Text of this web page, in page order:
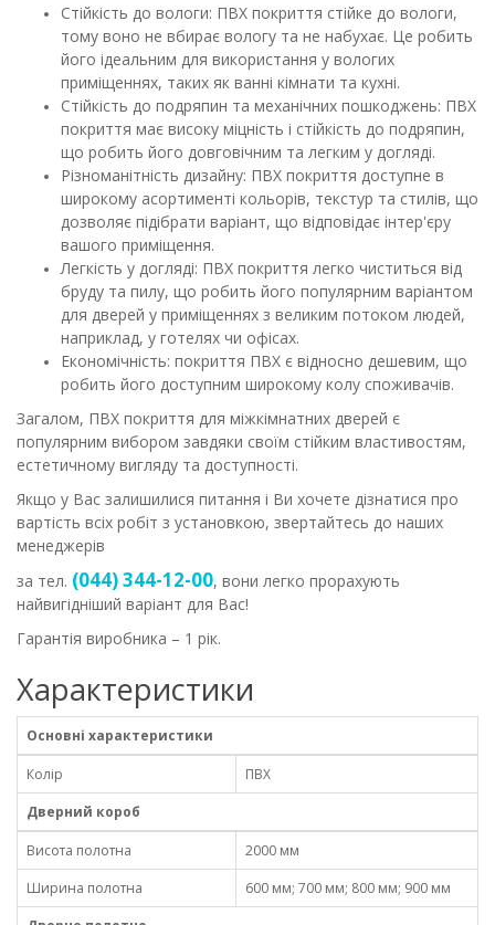
Стійкість до вологи: ПВХ покриття стійке до вологи,
тому воно не вбирає вологу та не набухає. Це робить
його ідеальним для використання у вологих
приміщеннях, таких як ванні кімнати та кухні.
Стійкість до подряпин та механічних пошкоджень: ПВХ
покриття має високу міцність і стійкість до подряпин,
що робить його довговічним та легким у догляді.
Різноманітність дизайну: ПВХ покриття доступне в
широкому асортименті кольорів, текстур та стилів, що
дозволяє підібрати варіант, що відповідає інтер'єру
вашого приміщення.
Легкість у догляді: ПВХ покриття легко чиститься від
бруду та пилу, що робить його популярним варіантом
для дверей у приміщеннях з великим потоком людей,
наприклад, у готелях чи офісах.
Економічність: покриття ПВХ є відносно дешевим, що
робить його доступним широкому колу споживачів.
Загалом, ПВХ покриття для міжкімнатних дверей є
популярним вибором завдяки своїм стійким властивостям,
естетичному вигляду та доступності.
Якщо у Вас залишилися питання і Ви хочете дізнатися про
вартість всіх робіт з установкою, звертайтесь до наших
менеджерів
за тел. (044) 344-12-00, вони легко прорахують
найвигідніший варіант для Вас!
Гарантія виробника – 1 рік.
Характеристики
Основні характеристики
Колір
ПВХ
Дверний короб
Висота полотна
2000 мм
Ширина полотна
600 мм; 700 мм; 800 мм; 900 мм